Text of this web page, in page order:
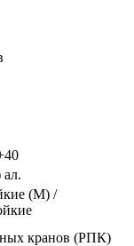
(М) /
кранов (РПК)